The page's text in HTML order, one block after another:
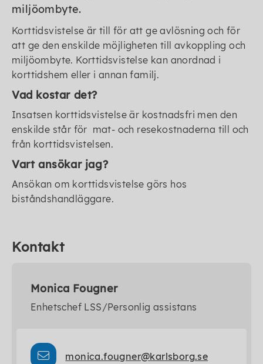
miljöombyte.
Korttidsvistelse är till för att ge avlösning och för
att ge den enskilde möjligheten till avkoppling och
miljöombyte. Korttidsvistelse kan anordnad i
korttidshem eller i annan familj.
Vad kostar det?
Insatsen korttidsvistelse är kostnadsfri men den
enskilde står för mat- och resekostnaderna till och
från korttidsvistelsen.
Vart ansökar jag?
Ansökan om korttidsvistelse görs hos
biståndshandläggare.
Kontakt
Monica Fougner
Enhetschef LSS/Personlig assistans
monica.fougner@karlsborg.se